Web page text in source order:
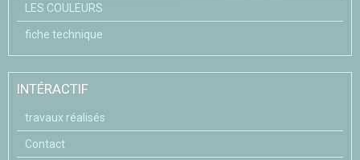
LES COULEURS
fiche technique
INTÉRACTIF
travaux réalisés
Contact